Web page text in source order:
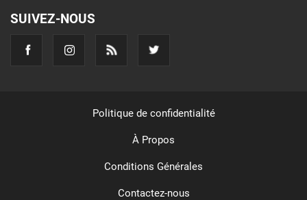
SUIVEZ-NOUS
Politique de confidentialité
À Propos
Conditions Générales
Contactez-nous